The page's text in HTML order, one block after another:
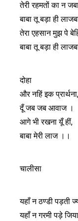
तेरी रहमतों का न
बाबा तू बड़ा ही
तेरा एहसान मुझ पे
बाबा तू बड़ा ही
दोहा
और नहिं इक प्रार्थना,
दूँ जब जब आवाज ।
आगे भी रखना यूँ हीं,
बाबा मेरी लाज ।।
चालीसा
यहाँ न ठण्डी पड़ती
यहाँ न गरमी पड़े